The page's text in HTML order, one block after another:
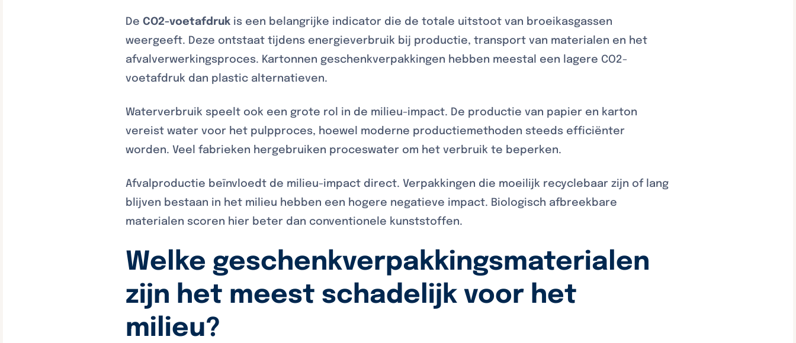
DeCO2-voetafdruk is een belangrijke indicator die de totale uitstoot van broeikasgassen
weergeeft. Deze ontstaat tijdens energieverbruik bij productie, transport van materialen en het
afvalverwerkingsproces. Kartonnen geschenkverpakkingen hebben meestal een lagere CO2-
voetafdruk dan plastic alternatieven.
Waterverbruik speelt ook een grote rol in de milieu-impact. De productie van papier en karton
vereist water voor het pulpproces, hoewel moderne productiemethoden steeds efficiënter
worden. Veel fabrieken hergebruiken proceswater om het verbruik te beperken.
Afvalproductie beïnvloedt de milieu-impact direct. Verpakkingen die moeilijk recyclebaar zijn of lang
blijven bestaan in het milieu hebben een hogere negatieve impact. Biologisch afbreekbare
materialen scoren hier beter dan conventionele kunststoffen.
Welke geschenkverpakkingsmaterialen
zijn het meest schadelijk voor het
milieu?